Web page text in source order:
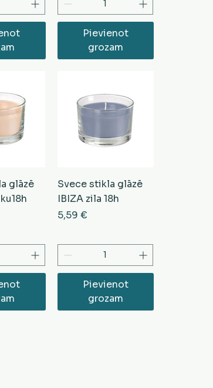
Pievienot
grozam
glāzē
Svece stikla glāzē
IBIZA zila 18h
Cena
5,59 €
Pievienot
grozam